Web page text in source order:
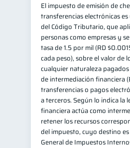
El impuesto de emisión de
transferencias electrónicas
del Código Tributario, que
personas como empresas y
tasa de 1.5 por mil (RD
cada peso), sobre el valor de
cualquier naturaleza
de intermediación financiera
transferencias o pagos
a terceros. Según lo indica la
financiera actúa como
retener los recursos
del impuesto, cuyo destino
General de Impuestos